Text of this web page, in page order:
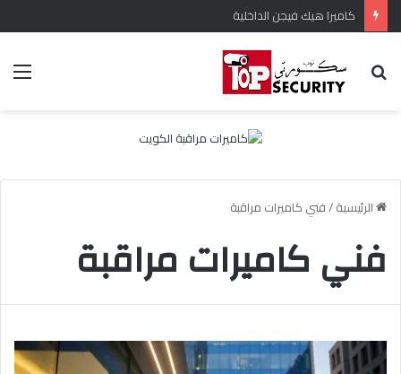
كاميرا هيك فيجن الداخلية
الرئيسية/فني كاميرات مراقبة
فني كاميرات مراقبة